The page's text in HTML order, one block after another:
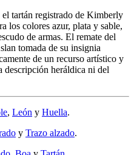
tartán registrado de Kimberly
los colores azur, plata y sable,
de armas. El remate del
tomada de su insignia
de un recurso artístico y
descripción heráldica ni del
, León y Huella.
y Trazo alzado.